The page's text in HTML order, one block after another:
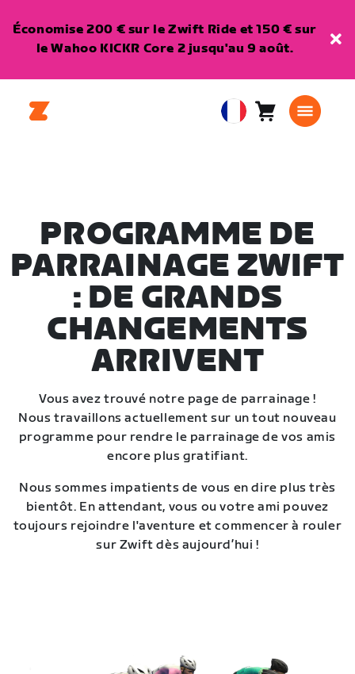
Économise 200 € sur le Zwift Ride et 150 € sur
le Wahoo KICKR Core 2 jusqu'au 9 août.
EuropeanPanier0
PROGRAMME DE
PARRAINAGE ZWIFT
: DE GRANDS
CHANGEMENTS
ARRIVENT
Vous avez trouvé notre page de parrainage !
Nous travaillons actuellement sur un tout nouveau
programme pour rendre le parrainage de vos amis
encore plus gratifiant.
Nous sommes impatients de vous en dire plus très
bientôt. En attendant, vous ou votre ami pouvez
toujours rejoindre l'aventure et commencer à rouler
sur Zwift dès aujourd’hui !